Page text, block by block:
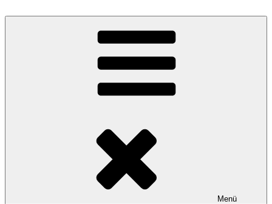
Inhalt
im Herzen Schleswig-Holsteins
Menü